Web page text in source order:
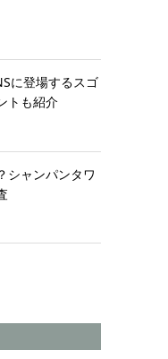
に登場するスゴ
トも紹介
シャンパンタワ